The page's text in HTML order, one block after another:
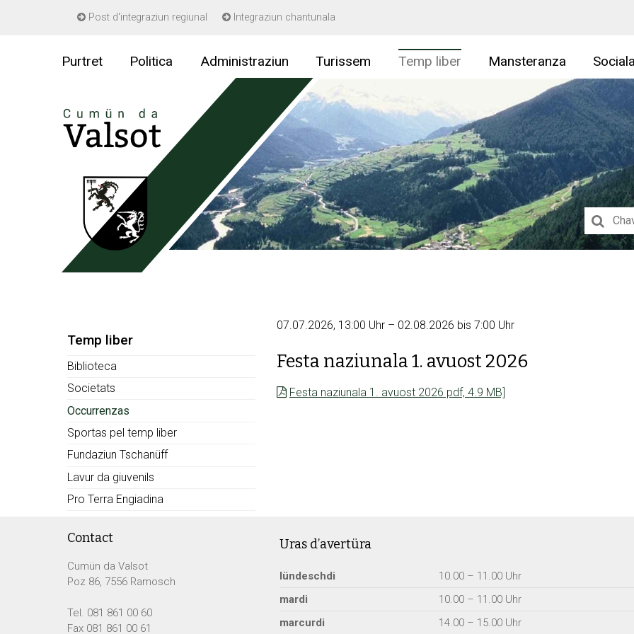
Navigieren in Gemeinde Valsot
Post d'integraziun regiunal Integraziun chantunala
Purtret Politica Administraziun Turissem Temp liber Mansteranza Sociala
Temp liberSubnav:
Biblioteca
Societats
Occurrenzas
Sportas pel temp liber
Fundaziun Tschanüff
Lavur da giuvenils
Pro Terra Engiadina
07.07.2026, 13:00 Uhr – 02.08.2026 bis 7:00 Uhr
Festa naziunala 1. avuost 2026
Festa naziunala 1. avuost 2026 pdf, 4.9 MB]
Contact
Cumün da Valsot
Poz 86, 7556 Ramosch
Tel. 081 861 00 60
Fax 081 861 00 61
Uras d’avertüra
lündeschdi
10.00 – 11.00 Uhr
mardi
10.00 – 11.00 Uhr
marcurdi 14.00 – 15.00 Uhr